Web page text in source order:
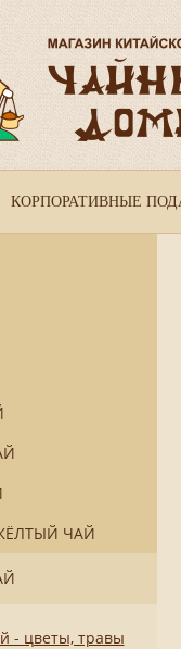
КОРПОРАТИВНЫЕ
ЧАЙ
- цветы, травы